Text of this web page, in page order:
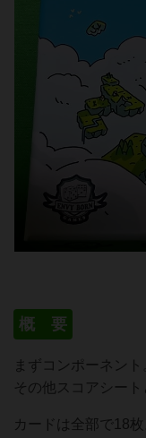
概 要
まずコンポーネン
その他スコアシート
カードは全部で18